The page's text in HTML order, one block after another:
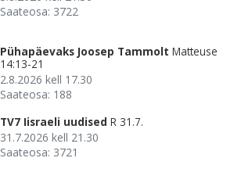
Saateosa: 3722
Pühapäevaks Joosep Tammolt Matteuse
14:13-21
2.8.2026 kell 17.30
Saateosa: 188
TV7 Iisraeli uudised R 31.7.
31.7.2026 kell 21.30
Saateosa: 3721